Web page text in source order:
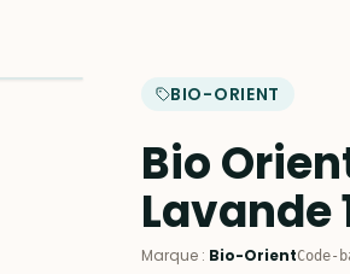
BIO-ORIENT
Bio
Lavande
Marque : Bio-OrientCode-